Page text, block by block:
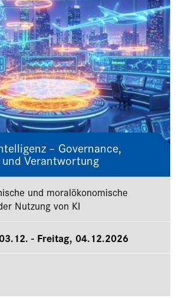
– Governance,
und Verantwortung
und moralökonomische
Nutzung von KI
- Freitag, 04.12.2026